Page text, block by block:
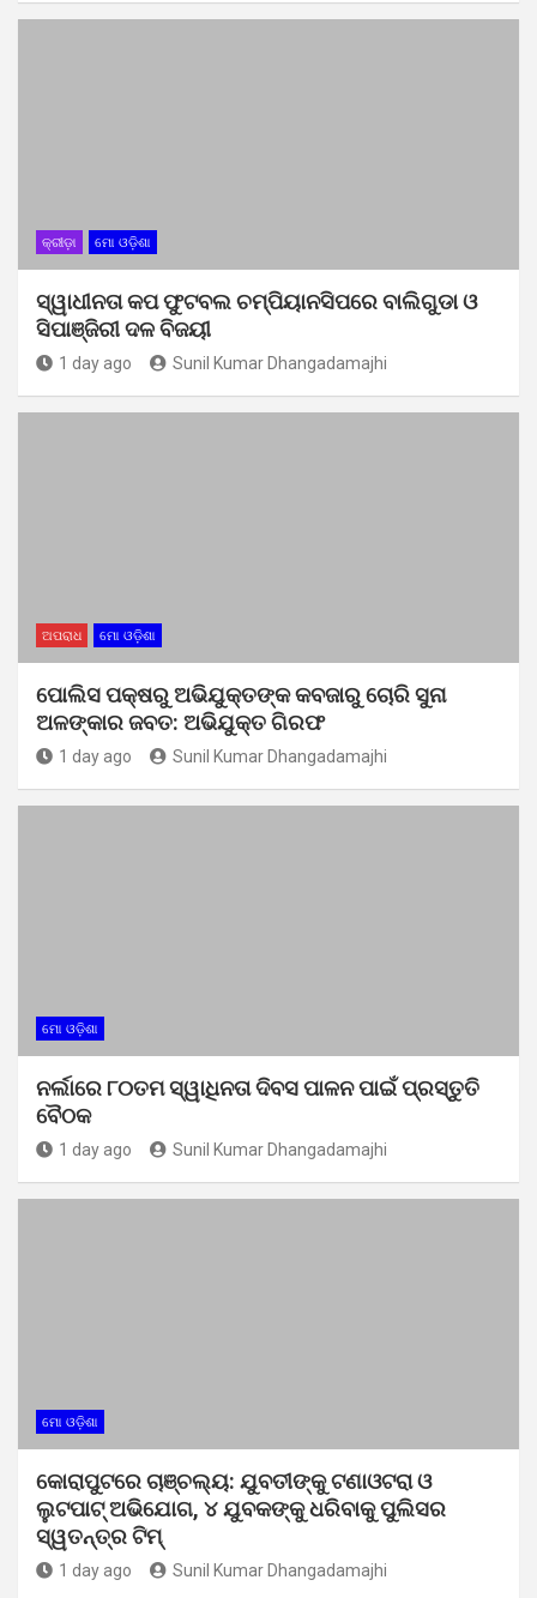
କ୍ରୀଡ଼ା ମୋ ଓଡ଼ିଶା
ସ୍ୱାଧୀନତା କପ ଫୁଟବଲ ଚମ୍ପିୟାନସିପରେ ବାଲିଗୁଡା ଓ
ସିପାଞ୍ଜିରୀ ଦଳ ବିଜୟୀ
1 day ago Sunil Kumar Dhangadamajhi
ଅପରାଧ ମୋ ଓଡ଼ିଶା
ପୋଲିସ ପକ୍ଷରୁ ଅଭିଯୁକ୍ତଙ୍କ କବଜାରୁ ଚୋରି ସୁନା
ଅଳଙ୍କାର ଜବତ: ଅଭିଯୁକ୍ତ ଗିରଫ
1 day ago Sunil Kumar Dhangadamajhi
ମୋ ଓଡ଼ିଶା
ନର୍ଲାରେ ୮୦ତମ ସ୍ୱାଧିନତା ଦିବସ ପାଳନ ପାଇଁ ପ୍ରସ୍ତୁତି
ବୈଠକ
1 day ago Sunil Kumar Dhangadamajhi
ମୋ ଓଡ଼ିଶା
କୋରାପୁଟରେ ଚାଞ୍ଚଲ୍ୟ: ଯୁବତୀଙ୍କୁ ଟଣାଓଟରା ଓ
ଲୁଟପାଟ୍ ଅଭିଯୋଗ, ୪ ଯୁବକଙ୍କୁ ଧରିବାକୁ ପୁଲିସର
ସ୍ୱତନ୍ତ୍ର ଟିମ୍
1 day ago Sunil Kumar Dhangadamajhi